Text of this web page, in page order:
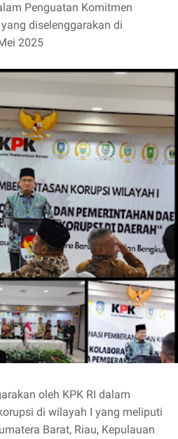
Penguatan Komitmen
diselenggarakan di
2025
oleh KPK RI dalam
di wilayah I yang meliputi
Barat, Riau, Kepulauan